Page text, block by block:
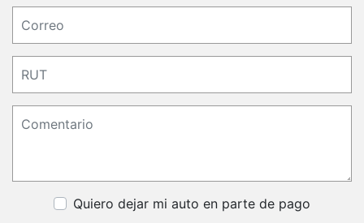
Quiero dejar mi auto en parte de pago